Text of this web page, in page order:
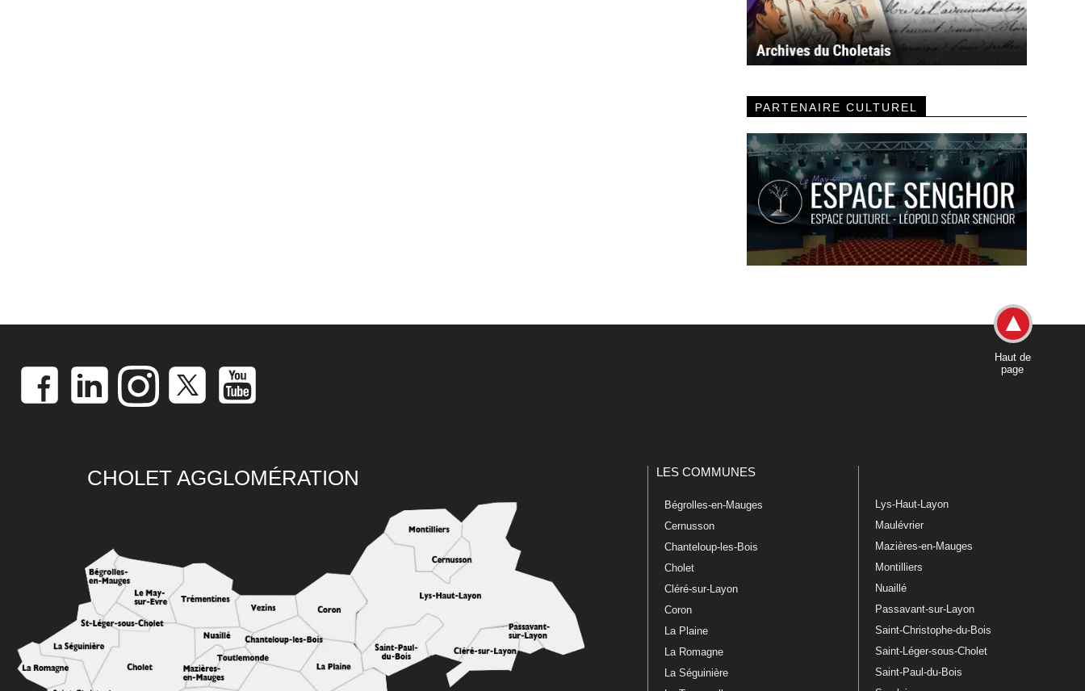
PARTENAIRE CULTUREL
Haut de
page
CHOLET AGGLOMÉRATION LES COMMUNES
Bégrolles-en-Mauges
Cernusson
Chanteloup-les-Bois
Cholet
Cléré-sur-Layon
Coron
La Plaine
La Romagne
La Séguinière
Lys-Haut-Layon
Maulévrier
Mazières-en-Mauges
Montilliers
Nuaillé
Passavant-sur-Layon
Saint-Christophe-du-Bois
Saint-Léger-sous-Cholet
Saint-Paul-du-Bois